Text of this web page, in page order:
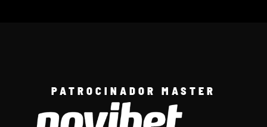
PATROCINADOR MASTER